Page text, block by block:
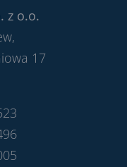
z o.o.
17